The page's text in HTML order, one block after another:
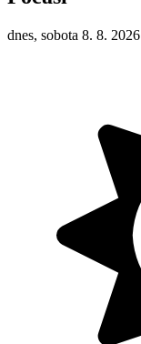
dnes, sobota 8. 8. 2026